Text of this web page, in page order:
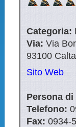
Categoria:
Via: Via
93100
Sito Web
Persona
Telefono:
Fax: 0934-